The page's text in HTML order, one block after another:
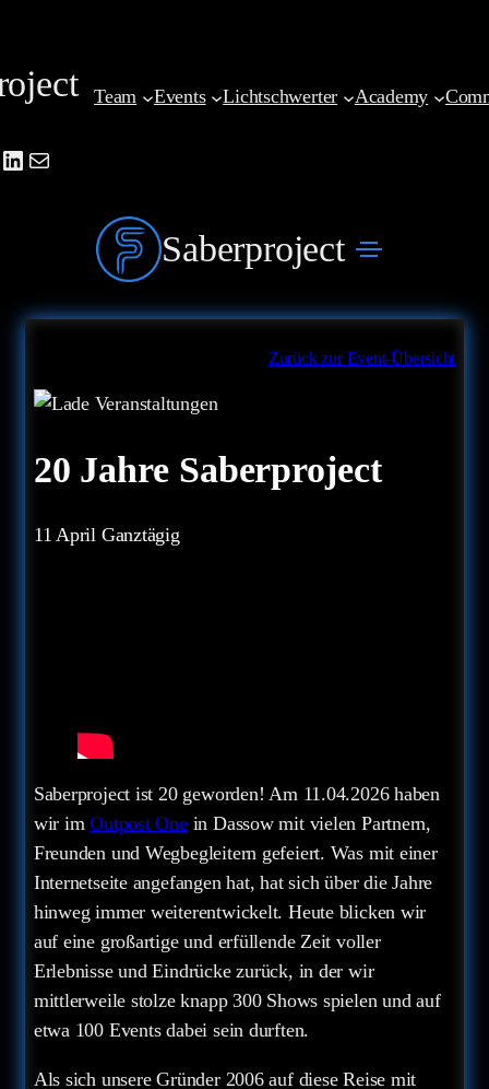
springen
Mail
Team Events Lichtschwerter Academy
Saberproject
Zurück zur Event-Übersicht
20 Jahre Saberproject
11 April Ganztägig
Saberproject ist 20 geworden! Am 11.04.2026 haben
wir imOutpost Onein Dassow mit vielen Partnern,
Freunden und Wegbegleitern gefeiert. Was mit einer
Internetseite angefangen hat, hat sich über die Jahre
hinweg immer weiterentwickelt. Heute blicken wir
auf eine großartige und erfüllende Zeit voller
Erlebnisse und Eindrücke zurück, in der wir
mittlerweile stolze knapp 300 Shows spielen und auf
etwa 100 Events dabei sein durften.
Als sich unsere Gründer 2006 auf diese Reise mit